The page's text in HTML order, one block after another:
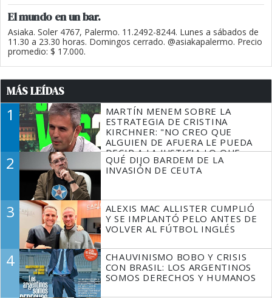
El mundo en un bar.
Asiaka. Soler 4767, Palermo. 11.2492-8244. Lunes a sábados de
11.30 a 23.30 horas. Domingos cerrado. @asiakapalermo. Precio
promedio: $ 17.000.
MÁS LEÍDAS
1
MARTÍN MENEM SOBRE LA
ESTRATEGIA DE CRISTINA
KIRCHNER: "NO CREO QUE
ALGUIEN DE AFUERA LE PUEDA
DECIR A LA JUSTICIA LO QUE
TIENE QUE HACER"
2
QUÉ DIJO BARDEM DE LA
INVASIÓN DE CEUTA
3
ALEXIS MAC ALLISTER CUMPLIÓ
Y SE IMPLANTÓ PELO ANTES DE
VOLVER AL FÚTBOL INGLÉS
4
CHAUVINISMO BOBO Y CRISIS
CON BRASIL: LOS ARGENTINOS
SOMOS DERECHOS Y HUMANOS